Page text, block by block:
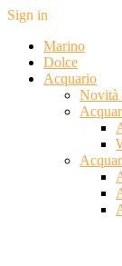
Sign in
Marino
Dolce
Acquario
Novità